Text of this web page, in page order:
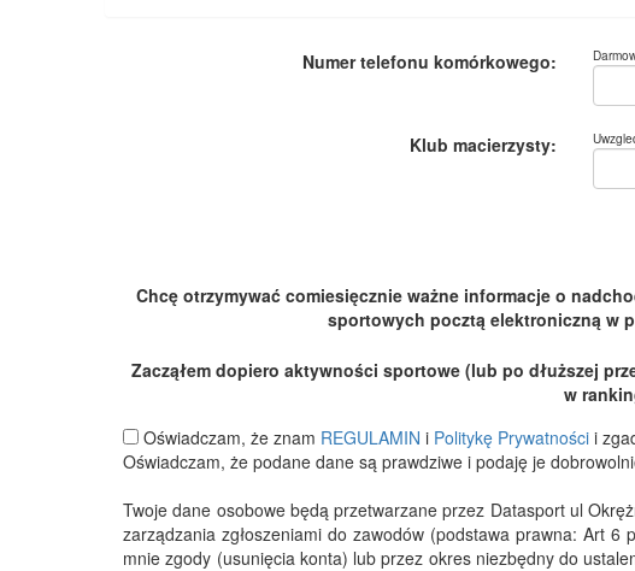
Numer telefonu komórkowego:
Klub macierzysty:
Chcę otrzymywać comiesięcznie ważne informacje o
sportowych pocztą elektroniczną w
Zacząłem dopiero aktywności sportowe (lub po dłuższej
w
Oświadczam, że znam REGULAMIN i Politykę Prywatności i
Oświadczam, że podane dane są prawdziwe i podaję je
Twoje dane osobowe będą przetwarzane przez Datasport ul
zarządzania zgłoszeniami do zawodów (podstawa prawna: Art
mnie zgody (usunięcia konta) lub przez okres niezbędny do